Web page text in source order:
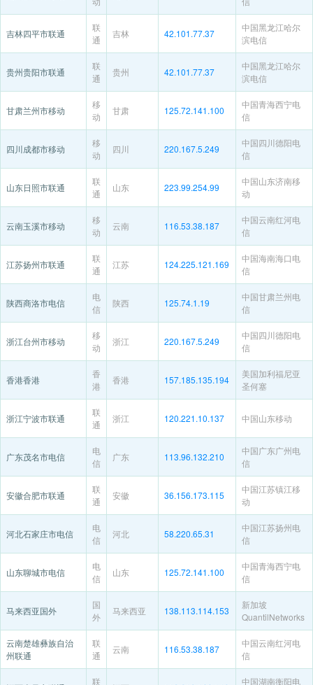
吉林四平市联通
联
通
吉林 42.101.77.37
中国黑龙江哈尔
滨电信
贵州贵阳市联通
联
通
贵州 42.101.77.37
中国黑龙江哈尔
滨电信
甘肃兰州市移动
移
动
甘肃 125.72.141.100
中国青海西宁电
信
四川成都市移动
移
动
四川 220.167.5.249
中国四川德阳电
信
山东日照市联通
联
通
山东 223.99.254.99
中国山东济南移
动
云南玉溪市移动
移
动
云南 116.53.38.187
中国云南红河电
信
江苏扬州市联通
联
通
江苏 124.225.121.169
中国海南海口电
信
陕西商洛市电信
电
信
陕西 125.74.1.19
中国甘肃兰州电
信
浙江台州市移动
移
动
浙江 220.167.5.249
中国四川德阳电
信
香港香港
香
港
香港 157.185.135.194
美国加利福尼亚
圣何塞
浙江宁波市联通
联
通
浙江 120.221.10.137 中国山东移动
广东茂名市电信
电
信
广东 113.96.132.210
中国广东广州电
信
安徽合肥市联通
联
通
安徽 36.156.173.115
中国江苏镇江移
动
河北石家庄市电信
电
信
河北 58.220.65.31
中国江苏扬州电
信
山东聊城市电信
电
信
山东 125.72.141.100
中国青海西宁电
信
马来西亚国外
国
外
马来西亚 138.113.114.153
新加坡
QuantilNetworks
云南楚雄彝族自治
州联通
联
通
云南 116.53.38.187
中国云南红河电
信
联
中国湖南衡阳电